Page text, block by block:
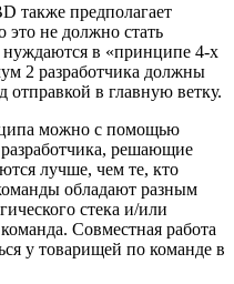
также предполагает
это не должно стать
в «принципе 4-х
2 разработчика должны
отправкой в главную ветку.
можно с помощью
решающие
лучше, чем те, кто
обладают разным
стека и/или
Совместная работа
у товарищей по команде в